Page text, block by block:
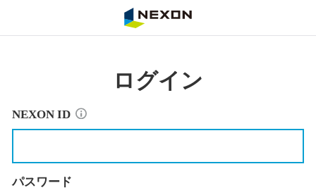
ログイン
NEXON ID
パスワード